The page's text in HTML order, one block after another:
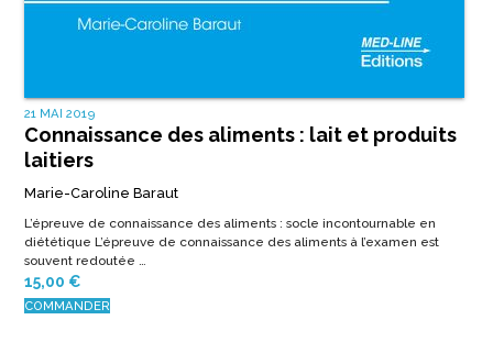
21 MAI 2019
Connaissance des aliments : lait et produits
laitiers
Marie-Caroline Baraut
L’épreuve de connaissance des aliments : socle incontournable en
diététique L’épreuve de connaissance des aliments à l’examen est
souvent redoutée …
15,00 €
COMMANDER